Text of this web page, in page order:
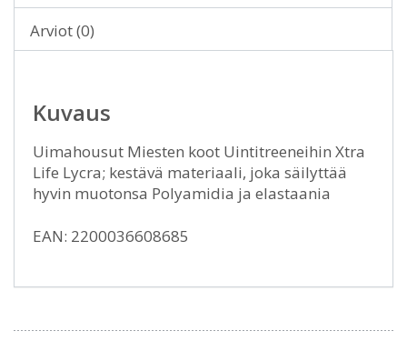
Arviot (0)
Kuvaus
Uimahousut Miesten koot Uintitreeneihin Xtra
Life Lycra; kestävä materiaali, joka säilyttää
hyvin muotonsa Polyamidia ja elastaania
EAN: 2200036608685